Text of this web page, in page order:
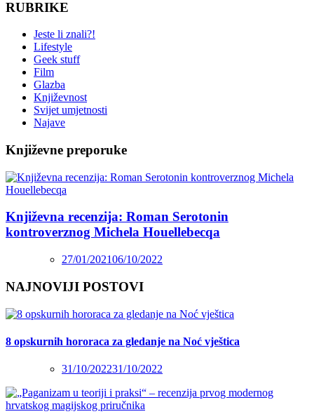
RUBRIKE
Jeste li znali?!
Lifestyle
Geek stuff
Film
Glazba
Književnost
Svijet umjetnosti
Najave
Književne preporuke
Književna recenzija: Roman Serotonin
kontroverznog Michela Houellebecqa
27/01/202106/10/2022
NAJNOVIJI POSTOVI
8 opskurnih hororaca za gledanje na Noć vještica
31/10/202231/10/2022